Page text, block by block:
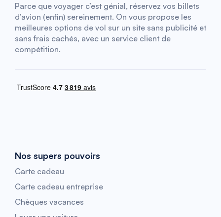
Parce que voyager c’est génial, réservez vos billets
d’avion (enfin) sereinement. On vous propose les
meilleures options de vol sur un site sans publicité et
sans frais cachés, avec un service client de
compétition.
Nos supers pouvoirs
Carte cadeau
Carte cadeau entreprise
Chèques vacances